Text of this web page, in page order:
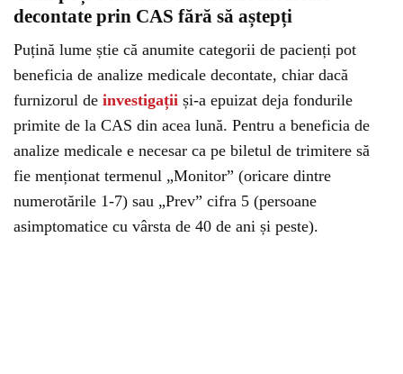
decontate prin CAS fără să aștepți
Puțină lume știe că anumite categorii de pacienți pot
beneficia de analize medicale decontate, chiar dacă
furnizorul de investigații și-a epuizat deja fondurile
primite de la CAS din acea lună. Pentru a beneficia de
analize medicale e necesar ca pe biletul de trimitere să
fie menționat termenul „Monitor” (oricare dintre
numerotările 1-7) sau „Prev” cifra 5 (persoane
asimptomatice cu vârsta de 40 de ani și peste).